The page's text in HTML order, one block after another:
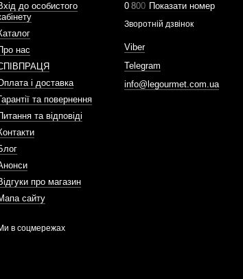
до особистого
нас
і доставка
та повернення
та відповіді
про магазин
сайту
в соцмережах
0 800 Показати номер
Зворотній дзвінок
Viber
Telegram
info@legourmet.com.ua